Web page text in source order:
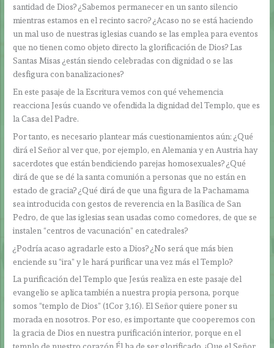
santidad de Dios? ¿Sabemos permanecer en un santo silencio
mientras estamos en el recinto sacro? ¿Acaso no se está haciendo
un mal uso de nuestras iglesias cuando se las emplea para eventos
que no tienen como objeto directo la glorificación de Dios? Las
Santas Misas ¿están siendo celebradas con dignidad o se las
desfigura con banalizaciones?
En este pasaje de la Escritura vemos con qué vehemencia
reacciona Jesús cuando ve ofendida la dignidad del Templo, que es
la Casa del Padre.
Por tanto, es necesario plantear más cuestionamientos aún: ¿Qué
dirá el Señor al ver que, por ejemplo, en Alemania y en Austria hay
sacerdotes que están bendiciendo parejas homosexuales? ¿Qué
dirá de que se dé la santa comunión a personas que no están en
estado de gracia? ¿Qué dirá de que una figura de la Pachamama
sea introducida con gestos de reverencia en la Basílica de San
Pedro, de que las iglesias sean usadas como comedores, de que se
instalen “centros de vacunación” en catedrales?
¿Podría acaso agradarle esto a Dios? ¿No será que más bien
enciende su “ira” y le hará purificar una vez más el Templo?
La purificación del Templo que Jesús realiza en este pasaje del
evangelio se aplica también a nuestra propia persona, porque
somos “templo de Dios” (1Cor 3,16). El Señor quiere poner su
morada en nosotros. Por eso, es importante que cooperemos con
la gracia de Dios en nuestra purificación interior, porque en el